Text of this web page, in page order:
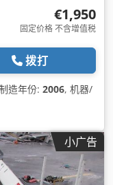
€1,950
固定价格 不含增值税
拨打
造年份: 2006, 机器/
小广告